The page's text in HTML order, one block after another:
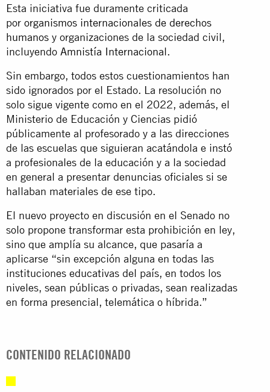
Esta iniciativa fue duramente criticada
por organismos internacionales de derechos
humanos y organizaciones de la sociedad civil,
incluyendo Amnistía Internacional.
Sin embargo, todos estos cuestionamientos han
sido ignorados por el Estado. La resolución no
solo sigue vigente como en el 2022, además, el
Ministerio de Educación y Ciencias pidió
públicamente al profesorado y a las direcciones
de las escuelas que siguieran acatándola e instó
a profesionales de la educación y a la sociedad
en general a presentar denuncias oficiales si se
hallaban materiales de ese tipo.
El nuevo proyecto en discusión en el Senado no
solo propone transformar esta prohibición en ley,
sino que amplía su alcance, que pasaría a
aplicarse “sin excepción alguna en todas las
instituciones educativas del país, en todos los
niveles, sean públicas o privadas, sean realizadas
en forma presencial, telemática o híbrida.”
CONTENIDO RELACIONADO